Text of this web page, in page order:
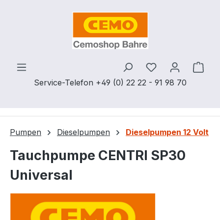
Zum Hauptinhalt springen
Service-Telefon +49 (0) 22 22 - 91 98 70
Du hast 0
Pumpen Dieselpumpen Dieselpumpen 12 Volt
Tauchpumpe CENTRI SP30
Universal